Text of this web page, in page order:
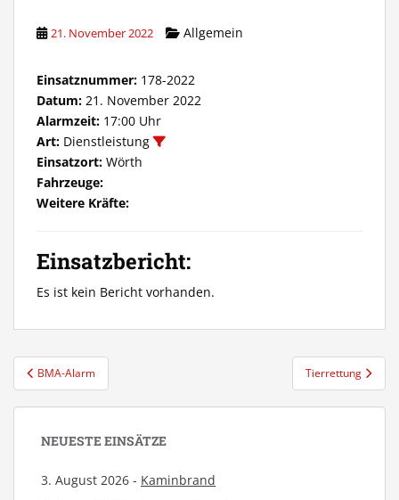
21. November 2022 Allgemein
Einsatznummer: 178-2022
Datum: 21. November 2022
Alarmzeit: 17:00 Uhr
Art: Dienstleistung
Einsatzort: Wörth
Fahrzeuge:
Weitere Kräfte:
Einsatzbericht:
Es ist kein Bericht vorhanden.
Beitragsnavigation
BMA-Alarm Tierrettung
NEUESTE EINSÄTZE
3. August 2026 - Kaminbrand